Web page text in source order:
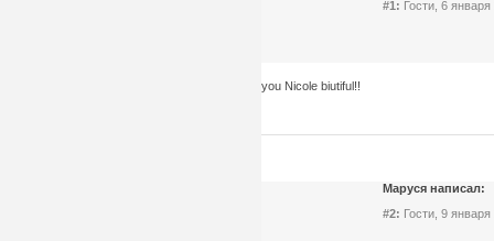
#1: Гости, 6
you Nicole biutiful!!
Маруся написал:
#2: Гости, 9